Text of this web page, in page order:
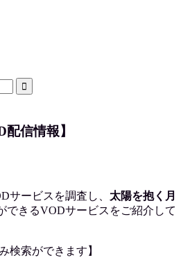
信情報】
サービスを調査し、 太陽を抱く月
できるVODサービスをご紹介して
検索ができます】